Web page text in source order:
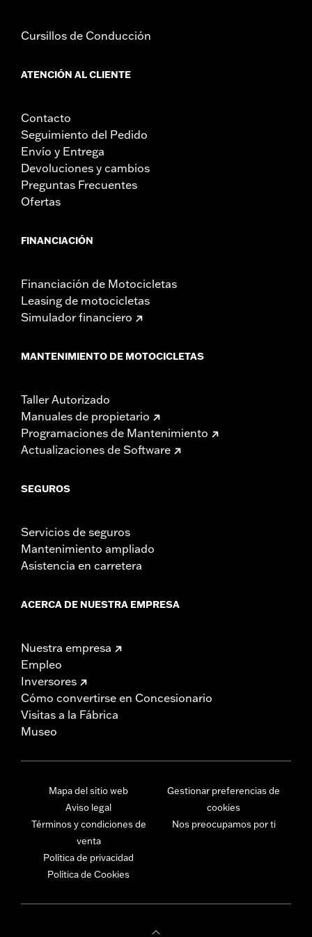
Cursillos de Conducción
ATENCIÓN AL CLIENTE
Contacto
Seguimiento del Pedido
Envío y Entrega
Devoluciones y cambios
Preguntas Frecuentes
Ofertas
FINANCIACIÓN
Financiación de Motocicletas
Leasing de motocicletas
Simulador financiero
MANTENIMIENTO DE MOTOCICLETAS
Taller Autorizado
Manuales de propietario
Programaciones de Mantenimiento
Actualizaciones de Software
SEGUROS
Servicios de seguros
Mantenimiento ampliado
Asistencia en carretera
ACERCA DE NUESTRA EMPRESA
Nuestra empresa
Empleo
Inversores
Cómo convertirse en Concesionario
Visitas a la Fábrica
Museo
Mapa del sitio web
Aviso legal
Términos y condiciones de
venta
Política de privacidad
Política de Cookies
Gestionar preferencias de
cookies
Nos preocupamos por ti